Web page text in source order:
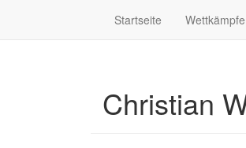
Startseite Wettkämpfe
Christian